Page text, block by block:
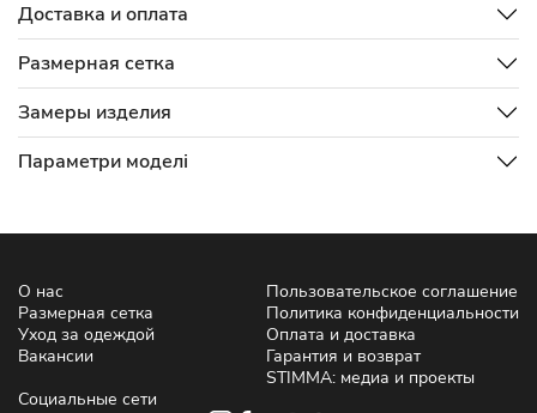
Доставка и оплата
Размерная сетка
Замеры изделия
Параметри моделі
О нас
Размерная сетка
Уход за одеждой
Вакансии
Пользовательское соглашение
Политика конфиденциальности
Оплата и доставка
Гарантия и возврат
STIMMA: медиа и проекты
Социальные сети